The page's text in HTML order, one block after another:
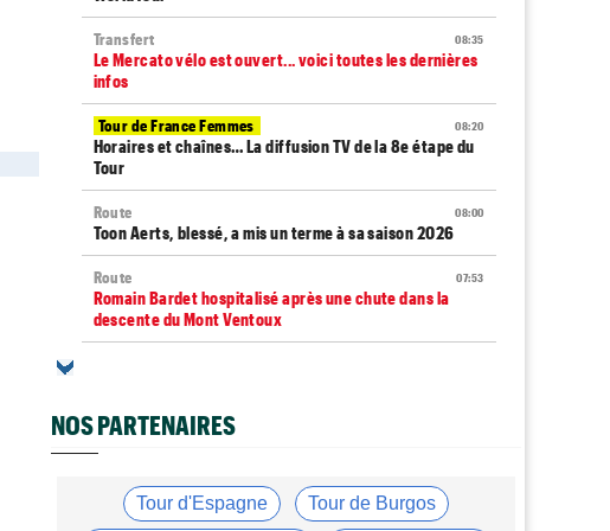
08:35
Transfert
Le Mercato vélo est ouvert... voici toutes les dernières
infos
08:20
Tour de France Femmes
Horaires et chaînes… La diffusion TV de la 8e étape du
Tour
08:00
Route
Toon Aerts, blessé, a mis un terme à sa saison 2026
07:53
Route
Romain Bardet hospitalisé après une chute dans la
descente du Mont Ventoux
Média
Cyclism’Actu recrute des rédacteurs… voici comment
Tour d'Espagne
NOS PARTENAIRES
Tour d'Espagne Tour de Burgos